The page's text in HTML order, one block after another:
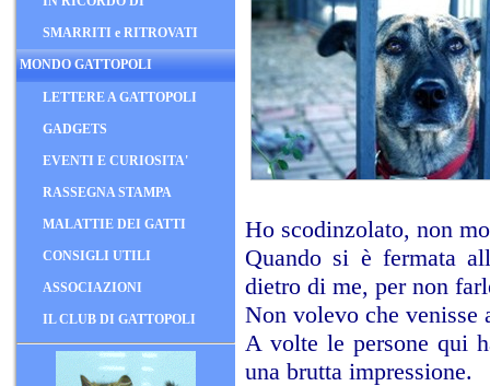
SMARRITI e RITROVATI
MONDO GATTOPOLI
LETTERE A GATTOPOLI
GADGETS
EVENTI E CURIOSITA'
RASSEGNA STAMPA
MALATTIE DEI GATTI
CONSIGLI UTILI
ASSOCIAZIONI
IL CLUB DI GATTOPOLI
Ho scodinzolato, non
Quando si è fermata
dietro di me, per non
Non volevo che venisse
A volte le persone qui
una brutta impressione.